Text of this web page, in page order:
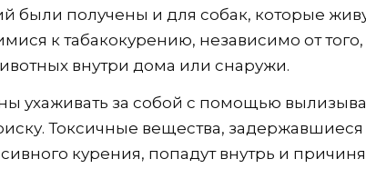
были получены и для собак, которые
к табакокурению, независимо от
внутри дома или снаружи.
ухаживать за собой с помощью
Токсичные вещества, задержавшиеся
курения, попадут внутрь и